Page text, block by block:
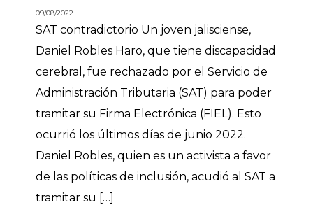
09/08/2022
SAT contradictorio Un joven jalisciense,
Daniel Robles Haro, que tiene discapacidad
cerebral, fue rechazado por el Servicio de
Administración Tributaria (SAT) para poder
tramitar su Firma Electrónica (FIEL). Esto
ocurrió los últimos días de junio 2022.
Daniel Robles, quien es un activista a favor
de las políticas de inclusión, acudió al SAT a
tramitar su […]